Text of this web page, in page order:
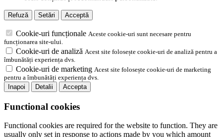
Refuză Setări Acceptă
Cookie-uri funcționale Aceste cookie-uri sunt necesare pentru
funcționarea site-ului.
Cookie-uri de analiză Acest site folosește cookie-uri de analiză pentru a
îmbunătăți experiența dvs.
Cookie-uri de marketing Acest site folosește cookie-uri de marketing
pentru a îmbunătăți experiența dvs.
Inapoi
Detalii Accepta
Functional cookies
Functional cookies are required for the website to function. They are
usually only set in response to actions made by you which amount